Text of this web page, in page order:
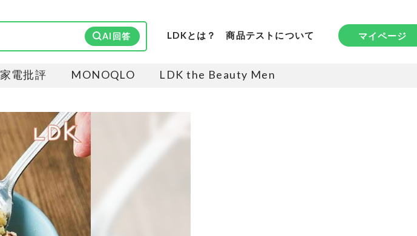
AI回答 LDKとは？ 商品テストについて マイページ
家電批評 MONOQLO LDK the Beauty Men